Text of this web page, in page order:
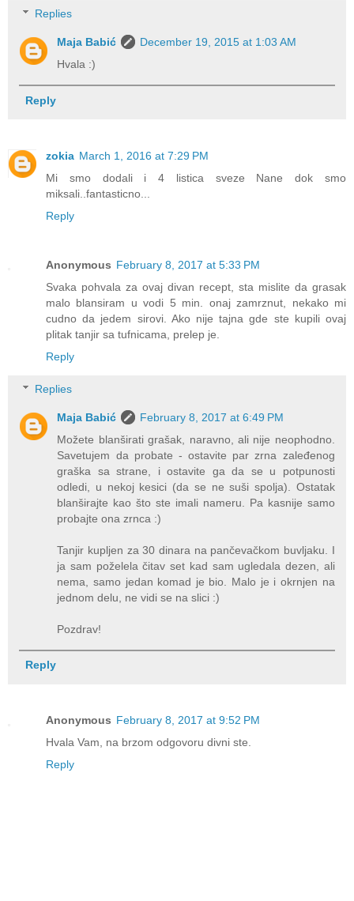
Replies
Maja Babić
December 19, 2015 at 1:03 AM
Hvala :)
Reply
zokia March 1, 2016 at 7:29 PM
Mi smo dodali i 4 listica sveze Nane dok smo
miksali..fantasticno...
Reply
Anonymous February 8, 2017 at 5:33 PM
Svaka pohvala za ovaj divan recept, sta mislite da grasak
malo blansiram u vodi 5 min. onaj zamrznut, nekako mi
cudno da jedem sirovi. Ako nije tajna gde ste kupili ovaj
plitak tanjir sa tufnicama, prelep je.
Reply
Replies
Maja Babić
February 8, 2017 at 6:49 PM
Možete blanširati grašak, naravno, ali nije neophodno.
Savetujem da probate - ostavite par zrna zaleđenog
graška sa strane, i ostavite ga da se u potpunosti
odledi, u nekoj kesici (da se ne suši spolja). Ostatak
blanširajte kao što ste imali nameru. Pa kasnije samo
probajte ona zrnca :)
Tanjir kupljen za 30 dinara na pančevačkom buvljaku. I
ja sam poželela čitav set kad sam ugledala dezen, ali
nema, samo jedan komad je bio. Malo je i okrnjen na
jednom delu, ne vidi se na slici :)
Pozdrav!
Reply
Anonymous February 8, 2017 at 9:52 PM
Hvala Vam, na brzom odgovoru divni ste.
Reply